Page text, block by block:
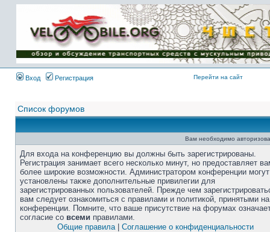
Вход Регистрация Перейти на сайт
Список форумов
Вам необходимо
Для входа на конференцию вы должны быть зарегистрированы.
Регистрация занимает всего несколько минут, но предоставляет
более широкие возможности. Администратором конференции
установлены также дополнительные привилегии для
зарегистрированных пользователей. Прежде чем
вам следует ознакомиться с правилами и политикой, принятыми на
конференции. Помните, что ваше присутствие на форумах
согласие со всеми правилами.
Общие правила| Соглашение о конфиденциальности